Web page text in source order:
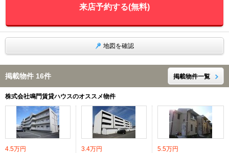
来店予約する(無料)
地図を確認
掲載物件 16件 掲載物件一覧
株式会社鳴門賃貸ハウスのオススメ物件
4.5万円 3.4万円 5.5万円